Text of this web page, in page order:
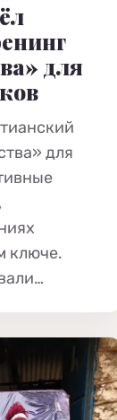
для
для
ключе.